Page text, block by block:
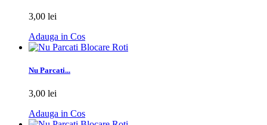
3,00 lei
Adauga in Cos
Nu Parcati...
3,00 lei
Adauga in Cos